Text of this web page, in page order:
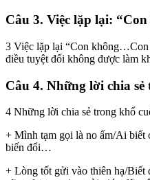
Câu 3. Việc lặp lại:
3 Việc lặp lại “Con không…Con
điều tuyệt đối không được làm
Câu 4. Những lời chia
4 Những lời chia sẻ trong khổ
+ Mình tạm gọi là no ấm/Ai biết
biến đổi…
+ Lòng tốt gửi vào thiên hạ/Biết